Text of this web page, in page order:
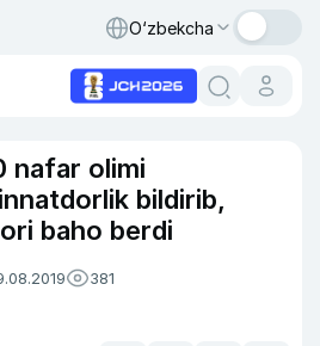
O‘zbekcha
nafar olimi
bildirib,
baho berdi
381